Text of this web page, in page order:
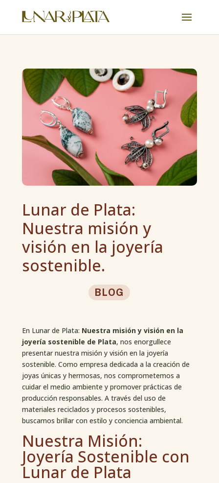
Lunar de Plata:
Nuestra misión y
visión en la joyería
sostenible.
BLOG
En Lunar de Plata: Nuestra misión y visión en la
joyería sostenible de Plata, nos enorgullece
presentar nuestra misión y visión en la joyería
sostenible. Como empresa dedicada a la creación de
joyas únicas y hermosas, nos comprometemos a
cuidar el medio ambiente y promover prácticas de
producción responsables. A través del uso de
materiales reciclados y procesos sostenibles,
buscamos brillar con estilo y conciencia ambiental.
Nuestra Misión:
Joyería Sostenible con
Lunar de Plata